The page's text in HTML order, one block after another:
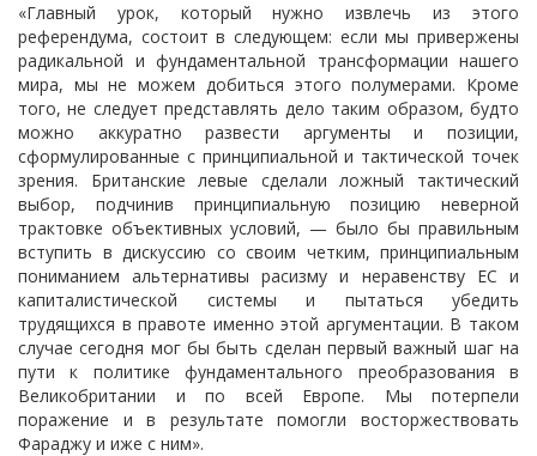
«Главный урок, который нужно извлечь из этого
референдума, состоит в следующем: если мы привержены
радикальной и фундаментальной трансформации нашего
мира, мы не можем добиться этого полумерами. Кроме
того, не следует представлять дело таким образом, будто
можно аккуратно развести аргументы и позиции,
сформулированные с принципиальной и тактической точек
зрения. Британские левые сделали ложный тактический
выбор, подчинив принципиальную позицию неверной
трактовке объективных условий, — было бы правильным
вступить в дискуссию со своим четким, принципиальным
пониманием альтернативы расизму и неравенству ЕС и
капиталистической системы и пытаться убедить
трудящихся в правоте именно этой аргументации. В таком
случае сегодня мог бы быть сделан первый важный шаг на
пути к политике фундаментального преобразования в
Великобритании и по всей Европе. Мы потерпели
поражение и в результате помогли восторжествовать
Фараджу и иже с ним».